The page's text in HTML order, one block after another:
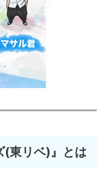
(東リベ)』とは